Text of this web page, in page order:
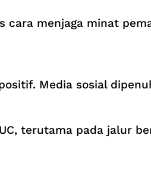
cara menjaga minat
Media sosial
terutama pada jalur